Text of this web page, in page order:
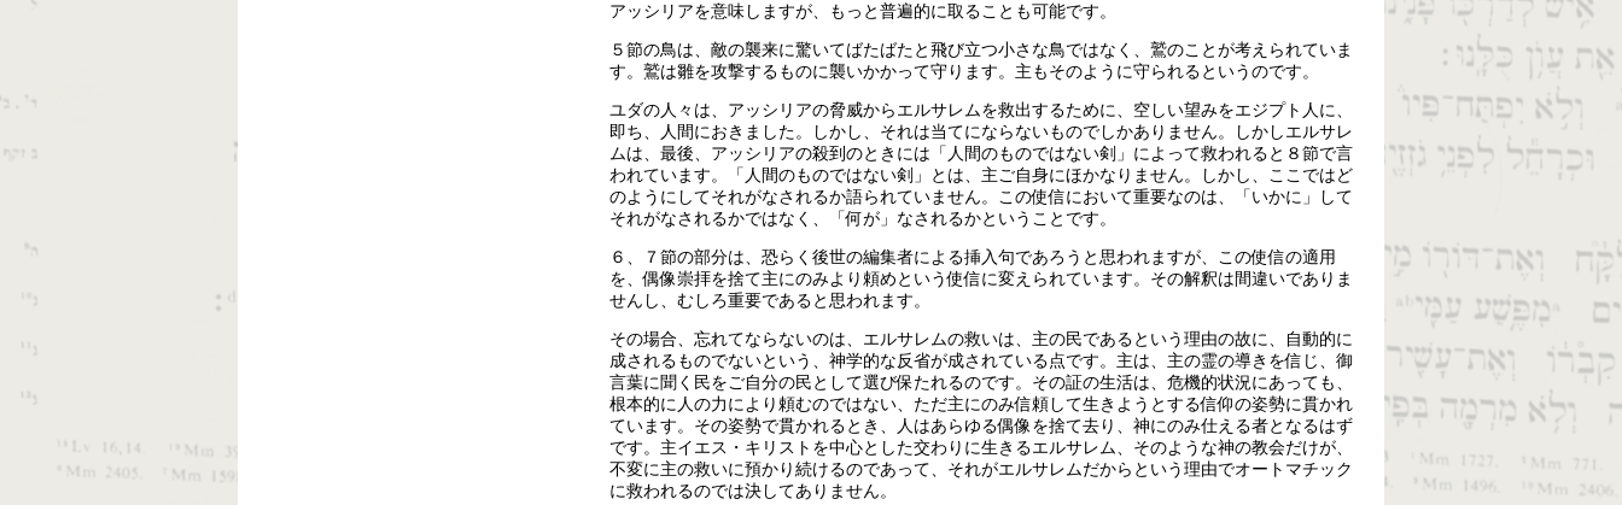
アッシリアを意味しますが、もっと普遍的に取ることも可能です。
５節の鳥は、敵の襲来に驚いてばたばたと飛び立つ小さな鳥ではなく、鷲のことが考えられていま
す。鷲は雛を攻撃するものに襲いかかって守ります。主もそのように守られるというのです。
ユダの人々は、アッシリアの脅威からエルサレムを救出するために、空しい望みをエジプト人に、
即ち、人間におきました。しかし、それは当てにならないものでしかありません。しかしエルサレ
ムは、最後、アッシリアの殺到のときには「人間のものではない剣」によって救われると８節で言
われています。「人間のものではない剣」とは、主ご自身にほかなりません。しかし、ここではど
のようにしてそれがなされるか語られていません。この使信において重要なのは、「いかに」して
それがなされるかではなく、「何が」なされるかということです。
６、７節の部分は、恐らく後世の編集者による挿入句であろうと思われますが、この使信の適用
を、偶像崇拝を捨て主にのみより頼めという使信に変えられています。その解釈は間違いでありま
せんし、むしろ重要であると思われます。
その場合、忘れてならないのは、エルサレムの救いは、主の民であるという理由の故に、自動的に
成されるものでないという、神学的な反省が成されている点です。主は、主の霊の導きを信じ、御
言葉に聞く民をご自分の民として選び保たれるのです。その証の生活は、危機的状況にあっても、
根本的に人の力により頼むのではない、ただ主にのみ信頼して生きようとする信仰の姿勢に貫かれ
ています。その姿勢で貫かれるとき、人はあらゆる偶像を捨て去り、神にのみ仕える者となるはず
です。主イエス・キリストを中心とした交わりに生きるエルサレム、そのような神の教会だけが、
不変に主の救いに預かり続けるのであって、それがエルサレムだからという理由でオートマチック
に救われるのでは決してありません。